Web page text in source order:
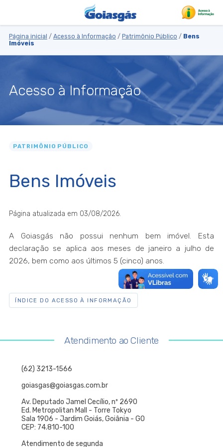
Página inicial / Acesso à Informação / Patrimônio Público / Bens
Imóveis
Acesso à Informação
PATRIMÔNIO PÚBLICO
Bens Imóveis
Página atualizada em 03/08/2026.
A Goiasgás não possui nenhum bem imóvel. Esta
declaração se aplica aos meses de janeiro a julho de
2026, bem como aos últimos 5 (cinco) anos.
ÍNDICE DO ACESSO À INFORMAÇÃO
Atendimento ao Cliente
(62) 3213-1566
goiasgas@goiasgas.com.br
Av. Deputado Jamel Cecílio, nº 2690
Ed. Metropolitan Mall - Torre Tokyo
Sala 1906 - Jardim Goiás, Goiânia - GO
CEP: 74.810-100
Atendimento de segunda